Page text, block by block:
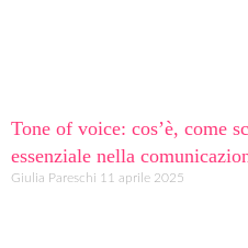
Tone of voice: cos’è, come
essenziale nella
Giulia Pareschi 11 aprile 2025